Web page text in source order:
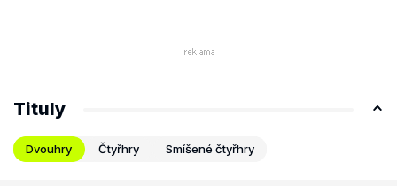
Tituly
Dvouhry Čtyřhry Smíšené čtyřhry